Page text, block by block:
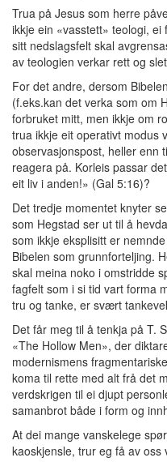
Trua på Jesus som herre
ikkje ein «vasstett» teologi,
sitt nedslagsfelt skal
av teologien verkar rett og
For det andre, dersom
(f.eks.kan det verka som om
forbruket mitt, men ikkje om
trua ikkje eit operativt modus
observasjonspost, heller enn
reagera på. Korleis passar
eit liv i anden!» (Gal 5:16)?
Det tredje momentet knyter
som Hegstad ser ut til å
som ikkje eksplisitt er
Bibelen som grunnforteljing.
skal meina noko i omstridde
fagfelt som i si tid vart forma
tru og tanke, er svært
Det får meg til å tenkja på T.
«The Hollow Men», der
modernismens
koma til rette med alt frå det
verdskrigen til ei djupt
samanbrot både i form og
At dei mange vanskelege
kaoskjensle, trur eg få av oss